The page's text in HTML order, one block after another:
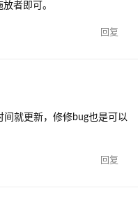
者即可。
回复
间就更新，修修bug也是可以
回复